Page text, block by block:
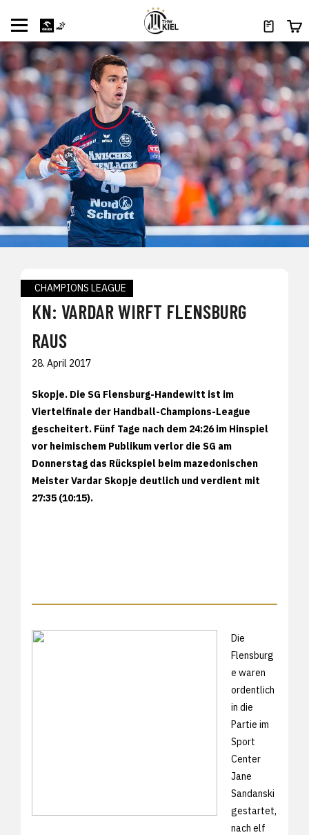
CHAMPIONS LEAGUE
KN: VARDAR WIRFT FLENSBURG
RAUS
28. April 2017
Skopje. Die SG Flensburg-Handewitt ist im
Viertelfinale der Handball-Champions-League
gescheitert. Fünf Tage nach dem 24:26 im Hinspiel
vor heimischem Publikum verlor die SG am
Donnerstag das Rückspiel beim mazedonischen
Meister Vardar Skopje deutlich und verdient mit
27:35 (10:15).
Die
Flensburg
e waren
ordentlich
in die
Partie im
Sport
Center
Jane
Sandanski
gestartet,
nach elf